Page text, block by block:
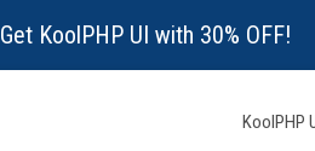
Get KoolPHP UI with 30% OFF!
KoolPHP